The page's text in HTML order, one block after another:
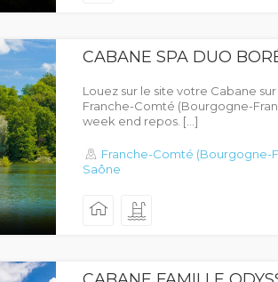
CABANE SPA DUO
Louez sur le site votre Cabane
Franche-Comté (Bourgogne-
week end repos. […]
Franche-Comté (Bourgogne-
Saône